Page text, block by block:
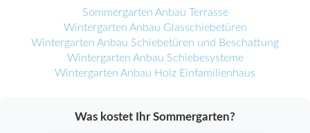
Sommergarten Anbau Terrasse
Wintergarten Anbau Glasschiebetüren
Wintergarten Anbau Schiebetüren und Beschattung
Wintergarten Anbau Schiebesysteme
Wintergarten Anbau Holz Einfamilienhaus
Was kostet Ihr Sommergarten?